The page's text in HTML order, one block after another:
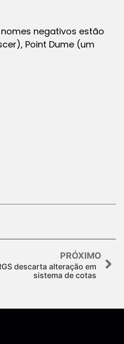
negativos estão
Point Dume (um
PRÓXIMO
descarta alteração em
sistema de cotas